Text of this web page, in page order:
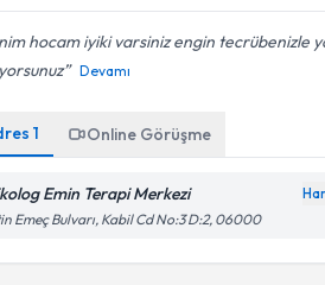
hocam iyiki varsiniz engin tecrübenizle
Devamı
1 Online Görüşme
Emin Terapi Merkezi
Emeç Bulvarı, Kabil Cd No:3 D:2, 06000